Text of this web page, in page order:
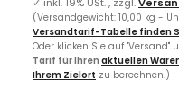
(Versandgewicht: 10,00 kg -
Versandtarif-Tabelle finden
Oder klicken Sie auf "Versand"
Tarif für Ihren aktuellen
Ihrem Zielort zu berechnen.)